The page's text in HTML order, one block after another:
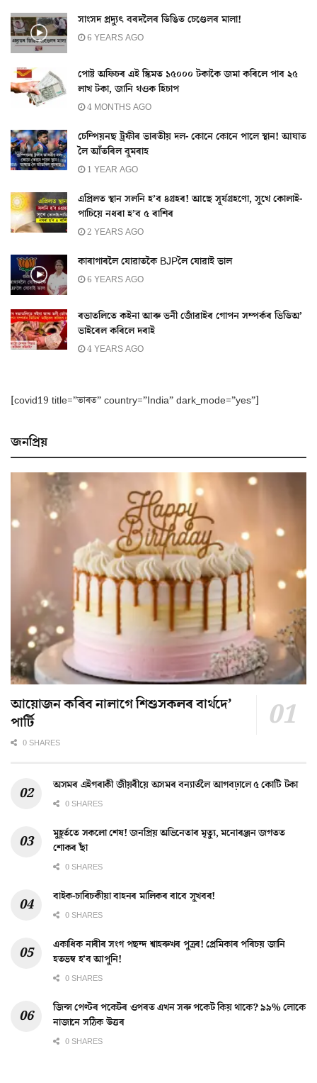
সাংসদ প্ৰদ্যুৎ বৰদলৈৰ ডিঙিত চেণ্ডেলৰ মালা!
6 YEARS AGO
পোষ্ট অফিচৰ এই স্কিমত ১৫০০০ টকাকৈ জমা কৰিলে পাব ২৫
লাখ টকা, জানি থওক হিচাপ
4 MONTHS AGO
চেম্পিয়নছ ট্ৰফীৰ ভাৰতীয় দল- কোনে কোনে পালে স্থান! আঘাত
লৈ আঁতৰিল বুমৰাহ
1 YEAR AGO
এপ্ৰিলত স্থান সলনি হ’ব ৪গ্ৰহৰ! আছে সূৰ্যগ্ৰহণো, সুখে কোলাই-
পাচিয়ে নধৰা হ’ব ৫ ৰাশিৰ
2 YEARS AGO
কাৰাগাৰলৈ যোৱাতকৈ BJPলৈ যোৱাই ভাল
6 YEARS AGO
ৰভাতলিতে কইনা আৰু ভনী জোঁৱাইৰ গোপন সম্পৰ্কৰ ভিডিঅ’
ভাইৰেল কৰিলে দৰাই
4 YEARS AGO
[covid19 title=”ভাৰত” country=”India” dark_mode=”yes”]
জনপ্ৰিয়
আয়োজন কৰিব নালাগে শিশুসকলৰ বাৰ্থদে’
পাৰ্টি
0 SHARES
অসমৰ এইগৰাকী জীয়ৰীয়ে অসমৰ বন্যাৰ্তলৈ আগবঢ়ালে ৫ কোটি টকা
0 SHARES
মুহূৰ্ততে সকলো শেষ! জনপ্ৰিয় অভিনেতাৰ মৃত্যু, মনোৰঞ্জন জগতত
শোকৰ ছাঁ
0 SHARES
বাইক-চাৰিচকীয়া বাহনৰ মালিকৰ বাবে সুখবৰ!
0 SHARES
একাধিক নাৰীৰ সংগ পছন্দ শ্বাহৰুখৰ পুত্ৰৰ! প্ৰেমিকাৰ পৰিচয় জানি
হতভম্ব হ’ব আপুনি!
0 SHARES
জিন্স পেণ্টৰ পকেটৰ ওপৰত এখন সৰু পকেট কিয় থাকে? ৯৯% লোকে
নাজানে সঠিক উত্তৰ
0 SHARES